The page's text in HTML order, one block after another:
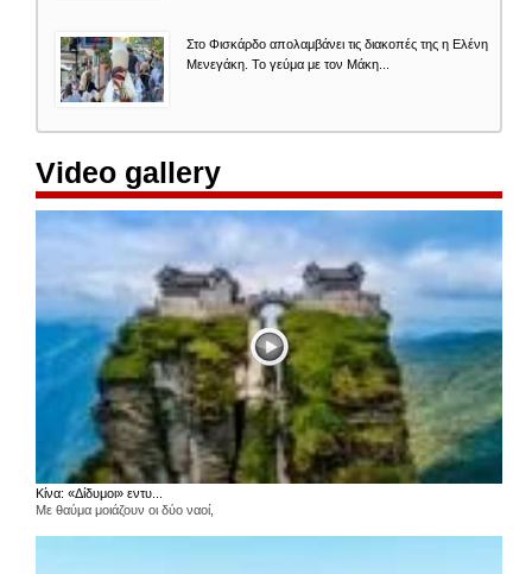
Στο Φισκάρδο απολαμβάνει τις διακοπές της η Ελένη
Μενεγάκη. Το γεύμα με τον Μάκη...
Video gallery
Κίνα: «Δίδυμοι» εντυ...
Με θαύμα μοιάζουν οι δύο ναοί,